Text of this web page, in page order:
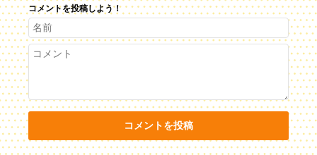
コメントを投稿しよう！
コメントを投稿